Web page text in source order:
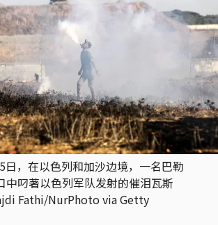
日，在以色列和加沙边境，一名巴勒
中叼著以色列军队发射的催泪瓦斯
Fathi/NurPhoto via Getty